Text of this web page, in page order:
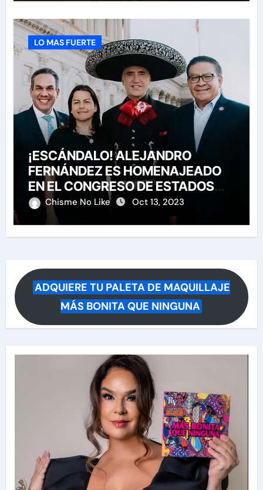
LO MAS FUERTE
¡ESCÁNDALO! ALEJANDRO
FERNÁNDEZ ES HOMENAJEADO
EN EL CONGRESO DE ESTADOS
UNIDOS
Chisme No Like Oct 13, 2023
ADQUIERE TU PALETA DE MAQUILLAJE
MÁS BONITA QUE NINGUNA